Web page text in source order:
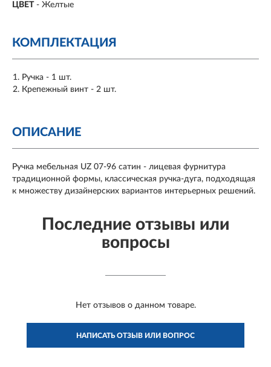
ЦВЕТ - Желтые
КОМПЛЕКТАЦИЯ
Ручка - 1 шт.
Крепежный винт - 2 шт.
ОПИСАНИЕ
Ручка мебельная UZ 07-96 сатин - лицевая фурнитура
традиционной формы, классическая ручка-дуга, подходящая
к множеству дизайнерских вариантов интерьерных решений.
Последние отзывы или
вопросы
Нет отзывов о данном товаре.
НАПИСАТЬ ОТЗЫВ ИЛИ ВОПРОС